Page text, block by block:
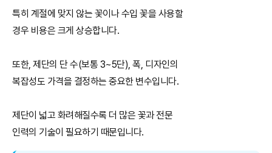
특히 계절에 맞지 않는 꽃이나 수입 꽃을 사용할
경우 비용은 크게 상승합니다.
또한, 제단의 단 수(보통 3~5단), 폭, 디자인의
복잡성도 가격을 결정하는 중요한 변수입니다.
제단이 넓고 화려해질수록 더 많은 꽃과 전문
인력의 기술이 필요하기 때문입니다.